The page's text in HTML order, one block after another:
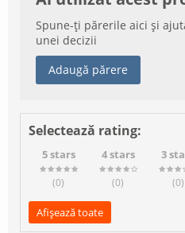
Spune-ți părerile aici și
unei decizii
Adaugă părere
Selectează rating:
5 stars
(0)
4 stars
(0)
3
(0)
Afișează toate